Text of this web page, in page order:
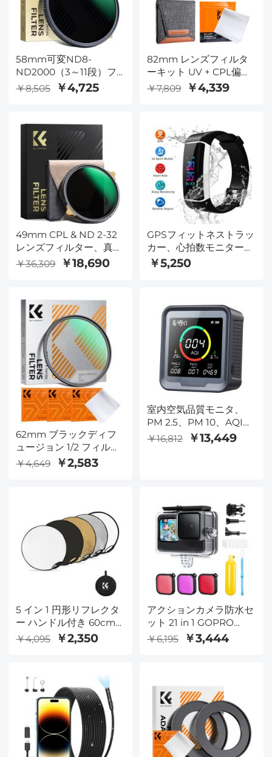
58mm可変ND8-
ND2000（3～11段）フ
ィルター（マルチレジス
￥8,505 ￥4,725
82mm レンズフィルタ
ーキット UV + CPL偏光
+ ND4 + 清潔スーツ
￥7,809 ￥4,339
49mm CPL & ND 2-32
レンズフィルター、真鍮
フィルターリング、36
層コーティングされた超
防水性と耐スクラッチ性
反射防止、Nano-X Pro
シリーズ
￥36,309 ￥18,690
GPSフィットネストラッ
カー、心拍数モニター付
きカラースクリーンアク
ティビティトラッカーウ
防水Bluetoothスマート
リストバンド、ステップ
カウンター付き、カロリ
ーカウント
￥5,250
62mm ブラックディフ
ュージョン 1/2 フィルタ
ミストシネマティックエ
￥4,649 ￥2,583
室内空気品質モニタ、
PM 2.5、PM 10、AQI、
温度と湿度を測定し、警
報を鳴らし、部屋、穴
￥16,812 ￥13,449
5 イン 1 円形リフレクタ
ー ハンドル付き 60cm
ゴールド シルバー ブラ
ック ホワイト 半透明 ソ
遮光 ポータブル 折りた
たみ写真テント アクセ
サリー K&F Concept
￥4,095 ￥2,350
アクションカメラ防水セ
ット 21 in 1 GOPRO
Hero 9/10/11/12 用
￥6,195 ￥3,444